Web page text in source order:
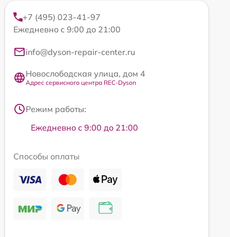
+7 (495) 023-41-97
Ежедневно с 9:00 до 21:00
info@dyson-repair-center.ru
Новослободская улица, дом 4
Адрес сервисного центра REC-Dyson
Режим работы:
Ежедневно с 9:00 до 21:00
Способы оплаты